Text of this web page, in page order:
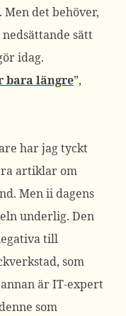
det behöver,
sätt
idag.
bara längre”,
har jag tyckt
artiklar om
Men ii dagens
underlig. Den
till
som
är IT-expert
som